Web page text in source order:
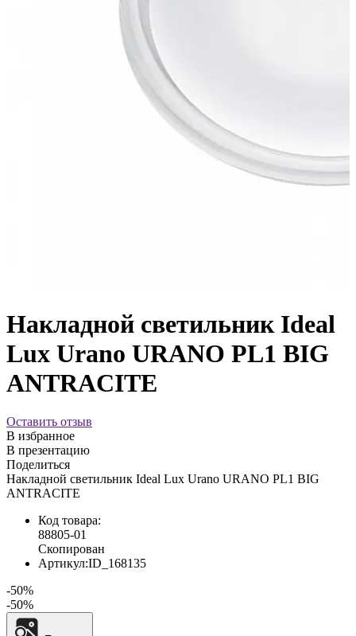
Накладной светильник Ideal
Lux Urano URANO PL1 BIG
ANTRACITE
Оставить отзыв
В избранное
В презентацию
Поделиться
Накладной светильник Ideal Lux Urano URANO PL1 BIG
ANTRACITE
Код товара:
88805-01
Скопирован
Артикул:ID_168135
-50%
-50%